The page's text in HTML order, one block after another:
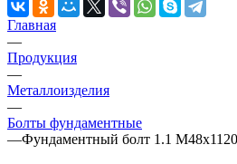
Главная
—
Продукция
—
Металлоизделия
—
Болты фундаментные
—Фундаментный болт 1.1